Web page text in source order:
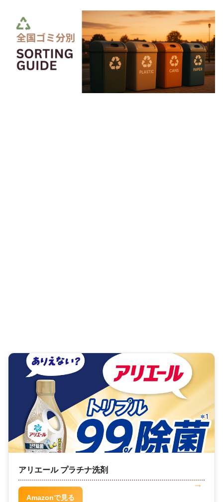
アリエール プラチナ洗剤
Amazonで見る